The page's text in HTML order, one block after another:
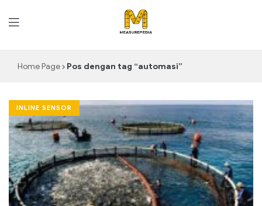
Home Page Pos dengan tag “automasi”
INLINE SENSOR